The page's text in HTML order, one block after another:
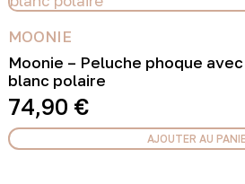
MOONIE
Moonie – Peluche phoque
blanc polaire
74,90 €
AJOUTER AU